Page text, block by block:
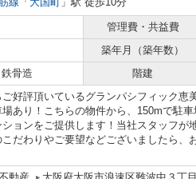
管理費・共益費
築年月（築年数）
骨造 階建
好評頂いているグランパシフィック恵
あり！こちらの物件から、150mで駐
ションをご提供します！当社スタッフが
だわりやご要望などございましたら、